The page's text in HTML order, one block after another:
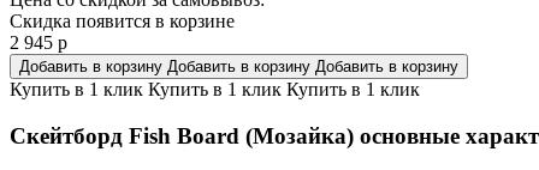
Скидка появится в корзине
2 945 р
Добавить в корзину Добавить в корзину Добавить в корзину
Купить в 1 клик Купить в 1 клик Купить в 1 клик
Скейтборд Fish Board (Мозайка) основные